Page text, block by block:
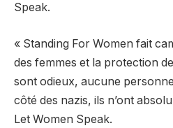
Speak.
« Standing For Women fait
des femmes et la protection
sont odieux, aucune
côté des nazis, ils n’ont
Let Women Speak.